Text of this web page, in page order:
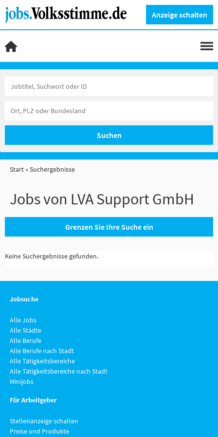
Anzeige schalten
Suchen
Start Suchergebnisse
Jobs von LVA Support GmbH
Grenzen Sie Ihre Suche ein
Keine Suchergebnisse gefunden.
Jobsuche
Alle Jobs
Alle Städte
Alle Berufe
Alle Berufe nach Stadt
Alle Tätigkeitsbereiche
Alle Tätigkeitsbereiche nach Stadt
Minijobs
Für Arbeitgeber
Stellenanzeige schalten
Preise und Produkte